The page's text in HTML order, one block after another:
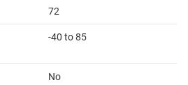
72
-40 to 85
No